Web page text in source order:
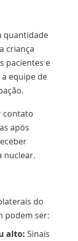
quantidade
criança
pacientes e
equipe de
contato
após
nuclear.
do
podem ser:
alto: Sinais